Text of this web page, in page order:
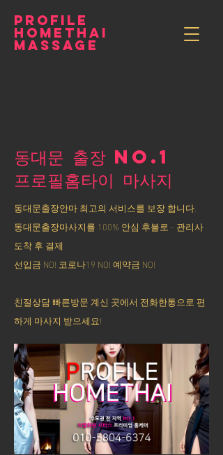
PROFILE
HOMETHAI
MASSAGE
동대문 출장 NO.1
​프로필홈타이 마사지
동대문출장안마 최고의 서비스를 보장 합니다.
동대문출장마사지를 100% 안심 후불로 - 관리사
도착 후 결제
선입금 NO! 코로나19 NO! 예약금 NO!
친절상담 빠른방문 계신 곳에서 전화한통으로 편
하게 마사지 받으세요!